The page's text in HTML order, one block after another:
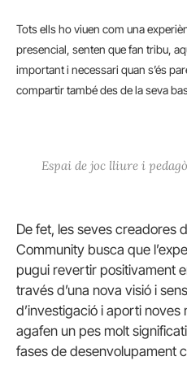
Tots ells ho viuen com una
presencial, senten que fan tribu,
important i necessari quan s’és
compartir també des de la seva
Espai de joc lliure i
De fet, les seves creadores
Community busca que
pugui revertir positivament
través d’una nova visió i
d’investigació i aporti noves
agafen un pes molt
fases de desenvolupament